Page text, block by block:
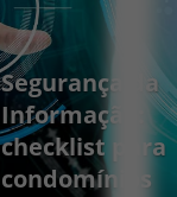
Segurança da
Informação:
checklist para
condomínios